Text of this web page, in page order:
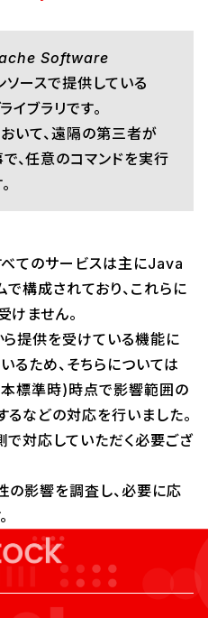
Software
ースで提供している
ブラリです。
て、遠隔の第三者が
、任意のコマンドを実行
べてのサービスは主にJava
構成されており、これらに
ません。
提供を受けている機能に
ため、そちらについては
標準時)時点で影響範囲の
などの対応を行いました。
対応していただく必要ござ
の影響を調査し、必要に応